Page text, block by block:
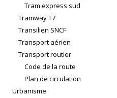
Tram express sud
Tramway T7
Transilien SNCF
Transport aérien
Transport routier
Code de la route
Plan de circulation
Urbanisme